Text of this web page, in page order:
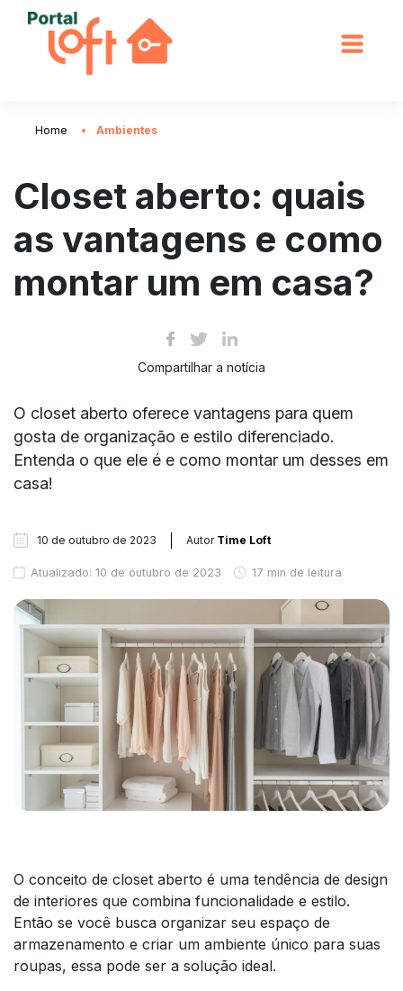
Home Ambientes
Closet aberto: quais
as vantagens e como
montar um em casa?
Compartilhar a notícia
O closet aberto oferece vantagens para quem
gosta de organização e estilo diferenciado.
Entenda o que ele é e como montar um desses em
casa!
10 de outubro de 2023 Autor Time Loft
Atualizado: 10 de outubro de 2023 17 min de leitura
O conceito de closet aberto é uma tendência de design
de interiores que combina funcionalidade e estilo.
Então se você busca organizar seu espaço de
armazenamento e criar um ambiente único para suas
roupas, essa pode ser a solução ideal.